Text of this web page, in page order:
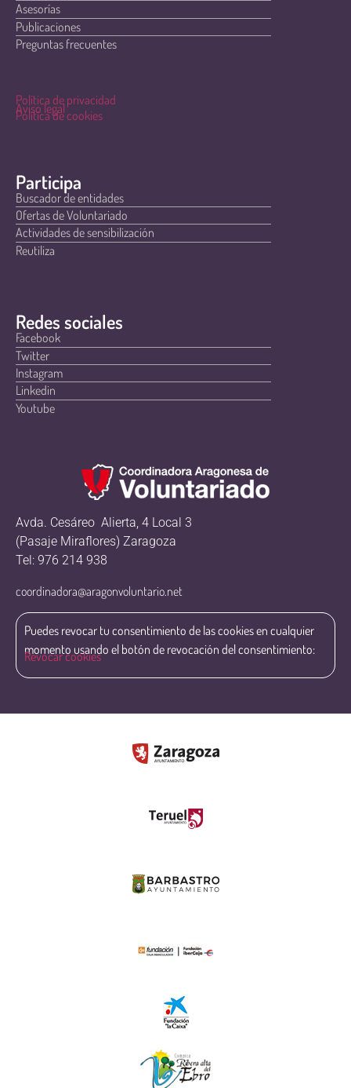
Asesorías
Publicaciones
Preguntas frecuentes
Política de privacidad
Aviso legal
Política de cookies
Participa
Buscador de entidades
Ofertas de Voluntariado
Actividades de sensibilización
Reutiliza
Redes sociales
Facebook
Twitter
Instagram
Linkedin
Youtube
Avda. Cesáreo Alierta, 4 Local 3
(Pasaje Miraflores) Zaragoza
Tel: 976 214 938
coordinadora@aragonvoluntario.net
Puedes revocar tu consentimiento de las cookies en cualquier
momento usando el botón de revocación del consentimiento:
Revocar cookies